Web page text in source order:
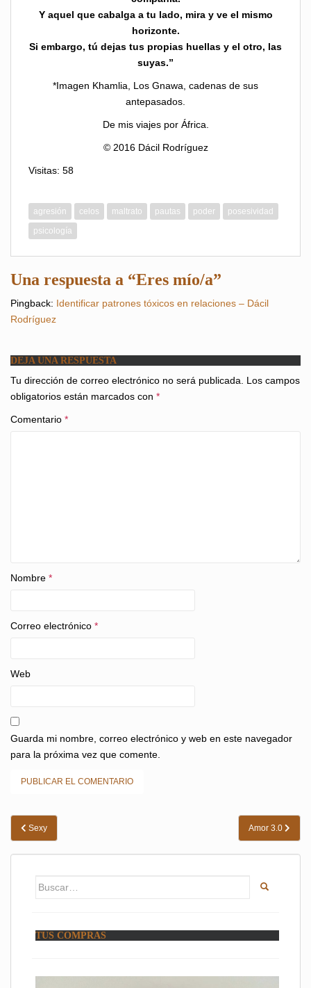
Y aquel que cabalga a tu lado, mira y ve el mismo
horizonte.
Si embargo, tú dejas tus propias huellas y el otro, las
suyas.”
*Imagen Khamlia, Los Gnawa, cadenas de sus
antepasados.
De mis viajes por África.
© 2016 Dácil Rodríguez
Visitas: 58
agresión celos maltrato pautas poder
posesividad
psicología
Una respuesta a “Eres mío/a”
Pingback: Identificar patrones tóxicos en relaciones – Dácil
Rodríguez
DEJA UNA RESPUESTA
Tu dirección de correo electrónico no será publicada.
Los campos
obligatorios están marcados con *
Comentario *
Nombre *
Correo electrónico *
Web
Guarda mi nombre, correo electrónico y web en este navegador
para la próxima vez que comente.
Navegación
de
entradas
Sexy Amor 3.0
Buscar:
TUS COMPRAS